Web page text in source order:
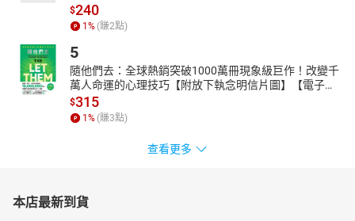
$240
1 % (賺2點)
5
隨他們去：全球熱銷突破1000萬冊現象級巨作！改變千
萬人命運的心理技巧【附放下執念明信片圖】【電子
書】
$315
1 % (賺3點)
查看更多
本店最新到貨